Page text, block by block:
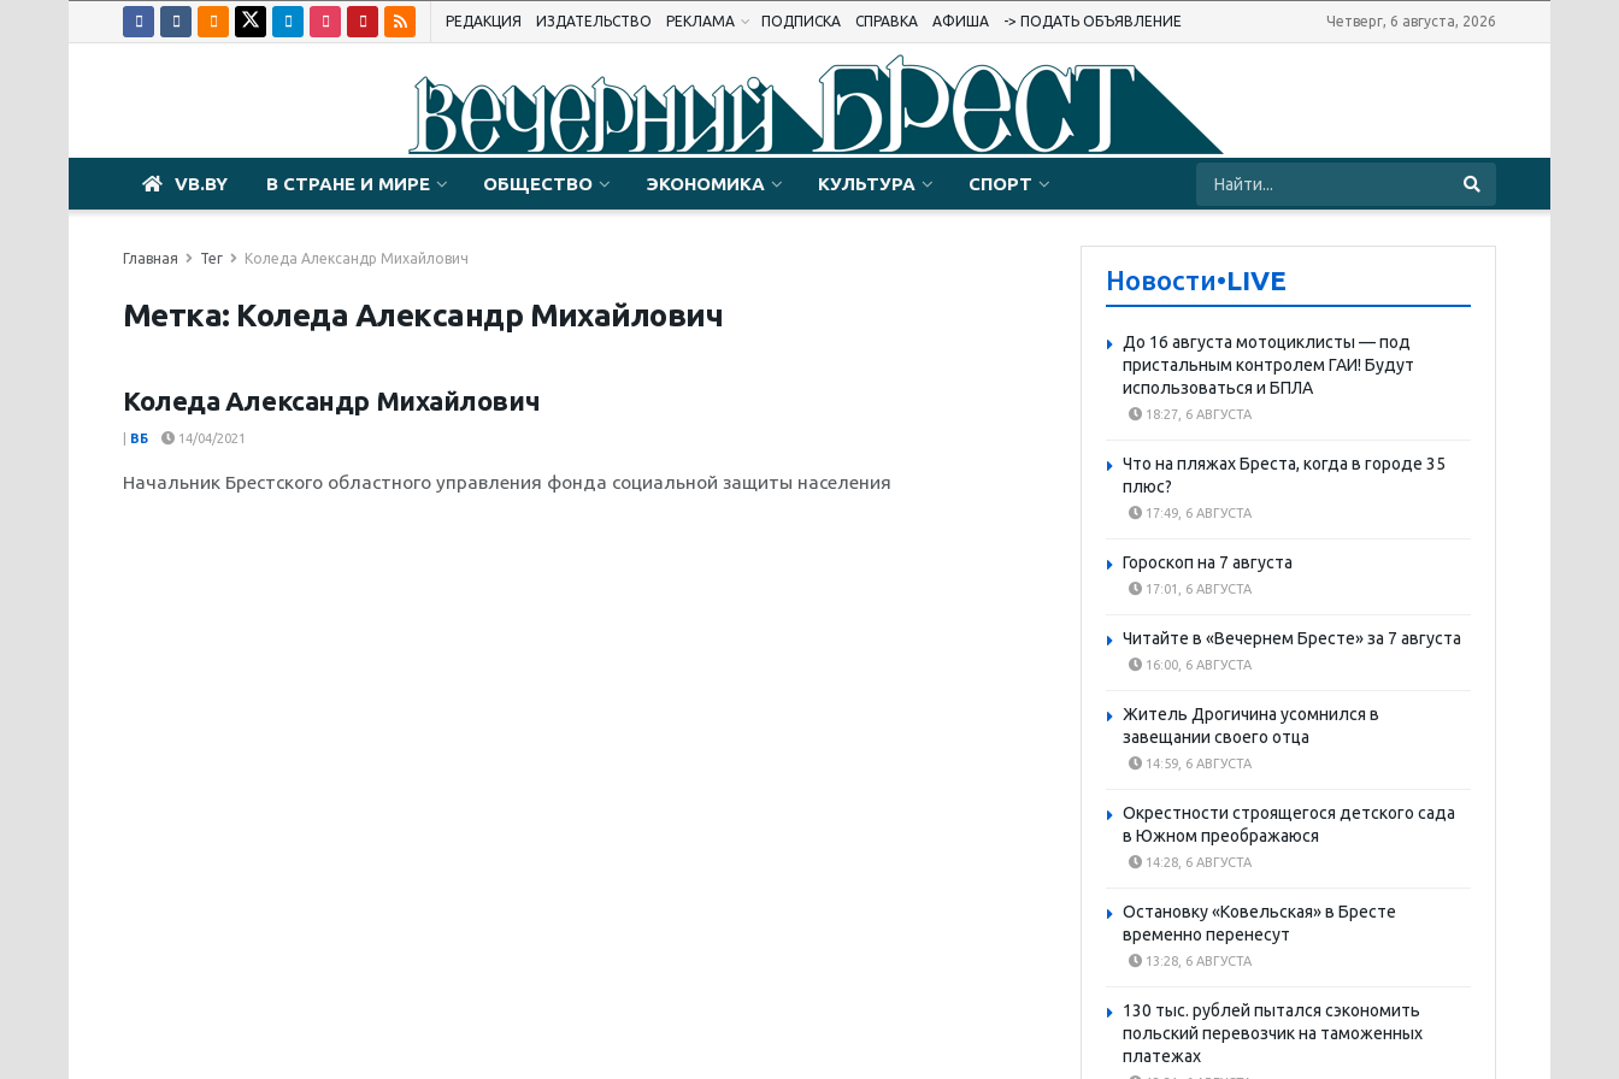
РЕДАКЦИЯ ИЗДАТЕЛЬСТВО РЕКЛАМА ПОДПИСКА СПРАВКА АФИША -> ПОДАТЬ ОБЪЯВЛЕНИЕ Четверг, 6 августа, 2026
VB.BY В СТРАНЕ И МИРЕ ОБЩЕСТВО ЭКОНОМИКА КУЛЬТУРА СПОРТ
Главная Тег Коледа Александр Михайлович
Метка: Коледа Александр Михайлович
КТО ЕСТЬ КТО
Коледа Александр Михайлович
ВБ 14/04/2021
Начальник Брестского областного управления фонда социальной защиты населения
Новости•LIVE
До 16 августа мотоциклисты — под
пристальным контролем ГАИ! Будут
использоваться и БПЛА
18:27, 6 АВГУСТА
Что на пляжах Бреста, когда в городе 35
плюс?
17:49, 6 АВГУСТА
Гороскоп на 7 августа
17:01, 6 АВГУСТА
Читайте в «Вечернем Бресте» за 7 августа
16:00, 6 АВГУСТА
Житель Дрогичина усомнился в
завещании своего отца
14:59, 6 АВГУСТА
Окрестности строящегося детского сада
в Южном преображаюся
14:28, 6 АВГУСТА
Остановку «Ковельская» в Бресте
временно перенесут
13:28, 6 АВГУСТА
130 тыс. рублей пытался сэкономить
польский перевозчик на таможенных
платежах